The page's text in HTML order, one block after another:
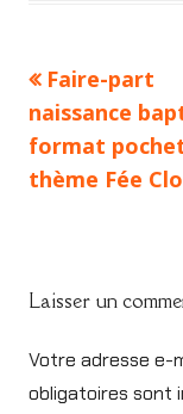
Navigation
de
l’article
Previous
article:
Faire-part
naissance
format
thème Fée
Laisser un
Votre adresse e-
obligatoires sont